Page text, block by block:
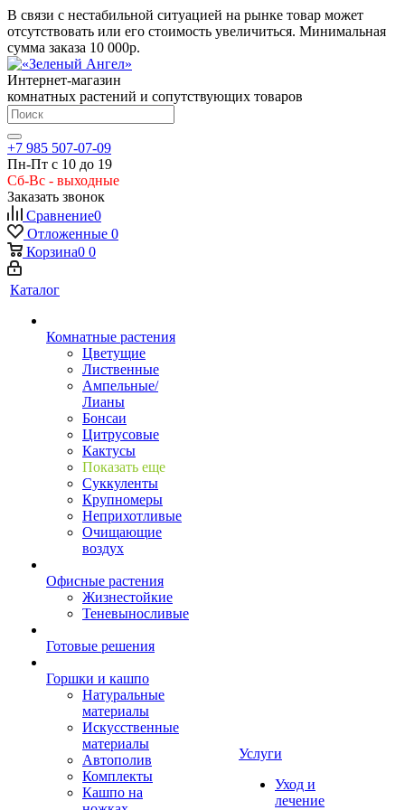
В связи с нестабильной ситуацией на рынке товар может
отсутствовать или его стоимость увеличиться. Минимальная
сумма заказа 10 000р.
Интернет-магазин
комнатных растений и сопутствующих товаров
+7 985 507-07-09
Пн-Пт с 10 до 19
Сб-Вс - выходные
Заказать звонок
Сравнение0
Отложенные 0
Корзина0 0
Каталог
Комнатные растения
Цветущие
Лиственные
Ампельные/
Лианы
Бонсаи
Цитрусовые
Кактусы
Показать еще
Суккуленты
Крупномеры
Неприхотливые
Очищающие
воздух
Офисные растения
Жизнестойкие
Теневыносливые
Готовые решения
Горшки и кашпо
Натуральные
материалы
Искусственные
материалы
Автополив
Комплекты
Кашпо на
Услуги
Уход и
лечение